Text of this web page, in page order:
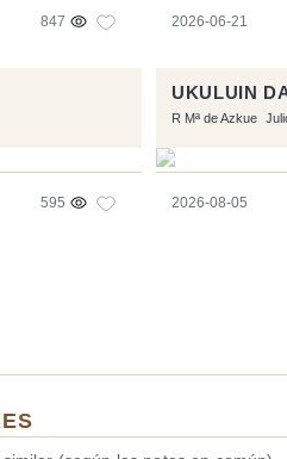
847 2026-06-21
595
UKULUIN
R Mª de Azkue
2026-08-05